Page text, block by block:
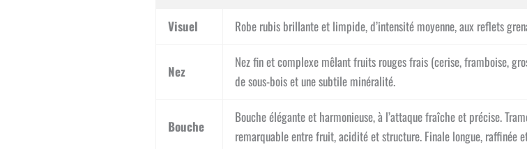
Visuel Robe rubis brillante et limpide, d’intensité moyenne, aux reflets
Nez
Nez fin et complexe mêlant fruits rouges frais (cerise, framboise,
de sous-bois et une subtile minéralité.
Bouche
Bouche élégante et harmonieuse, à l’attaque fraîche et précise.
remarquable entre fruit, acidité et structure. Finale longue, raffinée